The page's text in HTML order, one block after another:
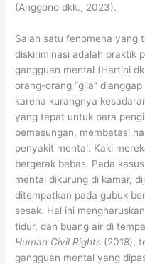
(Anggono dkk., 2023).
Salah satu fenomena yang
diskiriminasi adalah praktik
gangguan mental (Hartini
orang-orang “gila”
karena kurangnya
yang tepat untuk para
pemasungan, membatasi
penyakit mental. Kaki
bergerak bebas. Pada
mental dikurung di kamar,
ditempatkan pada gubuk
sesak. Hal ini
tidur, dan buang air di
Human Civil Rights (2018),
gangguan mental yang